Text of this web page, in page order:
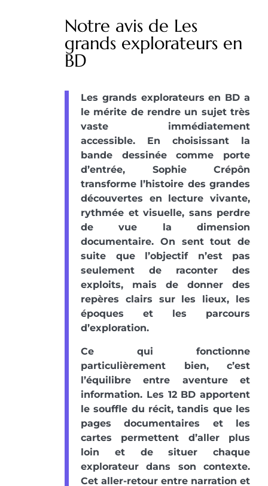
Notre avis de Les
grands explorateurs en
BD
Les grands explorateurs en BD a
le mérite de rendre un sujet très
vaste immédiatement
accessible. En choisissant la
bande dessinée comme porte
d’entrée, Sophie Crépôn
transforme l’histoire des grandes
découvertes en lecture vivante,
rythmée et visuelle, sans perdre
de vue la dimension
documentaire. On sent tout de
suite que l’objectif n’est pas
seulement de raconter des
exploits, mais de donner des
repères clairs sur les lieux, les
époques et les parcours
d’exploration.
Ce qui fonctionne
particulièrement bien, c’est
l’équilibre entre aventure et
information. Les 12 BD apportent
le souffle du récit, tandis que les
pages documentaires et les
cartes permettent d’aller plus
loin et de situer chaque
explorateur dans son contexte.
Cet aller-retour entre narration et